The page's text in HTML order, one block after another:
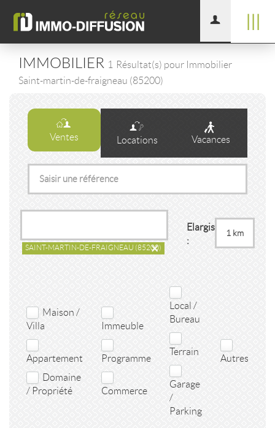
IMMOBILIER 1
Résultat(s) pour Immobilier
Saint-martin-de-fraigneau (85200)
Ventes Locations Vacances
×
SAINT-MARTIN-DE-FRAIGNEAU (85200)
Elargissement
:
Maison /
Villa
Appartement
Domaine
/ Propriété
Immeuble
Programme
Commerce
Local /
Bureau
Terrain
Garage
/
Parking
Autres